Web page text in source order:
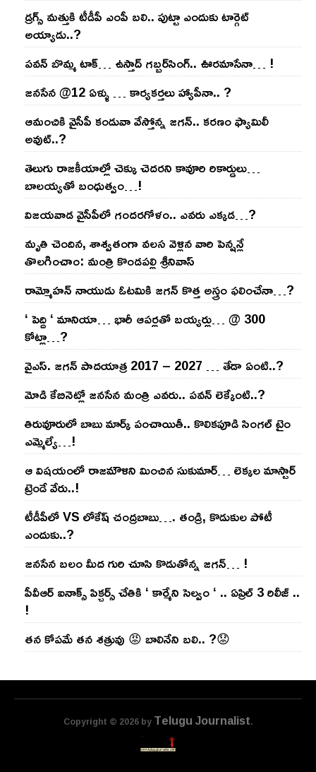
డ్రగ్స్ మత్తుకి టీడీపీ ఎంపీ బలి.. పుట్టా ఎందుకు టార్గెట్
అయ్యాడు..?
ప‌వ‌న్ బొమ్మ టాక్‌… ఉస్తాద్ గ‌బ్బ‌ర్‌సింగ్‌.. ఊర‌మాసేనా… !
జనసేన @12 ఏళ్ళు … కార్యకర్తలు హ్యాపీనా.. ?
ఆమంచికి వైసీపీ కండువా వేస్తోన్న జ‌గ‌న్‌.. క‌ర‌ణం ఫ్యామిలీ
అవుట్‌..?
తెలుగు రాజ‌కీయాల్లో చెక్కు చెద‌ర‌ని కావూరి రికార్డులు…
బాల‌య్యతో బంధుత్వం…!
విజ‌య‌వాడ వైసీపీలో గంద‌ర‌గోళం.. ఎవ‌రు ఎక్క‌డ‌…?
మృతి చెందిన, శాశ్వతంగా వలస వెళ్లిన వారి పెన్ష‌న్లే
తొల‌గించాం: మంత్రి కొండపల్లి శ్రీనివాస్
రామ్మోహ‌న్ నాయుడు ఓట‌మికి జ‌గ‌న్ కొత్త అస్త్రం ఫ‌లించేనా…?
‘ పెద్ది ‘ మానియా… భారీ ఆప‌ర్ల‌తో బ‌య్య‌ర్లు… @ 300
కోట్లా…?
వైఎస్‌. జ‌గ‌న్ పాద‌యాత్ర 2017 – 2027 … తేడా ఏంటి..?
మోడి కేబినెట్లో జ‌నసేన మంత్రి ఎవ‌రు.. ప‌వ‌న్ లెక్కేంటి..?
తిరువూరులో బాబు మార్క్ పంచాయితీ.. కొలిక‌పూడి సింగ‌ల్ టైం
ఎమ్మెల్యే…!
ఆ విష‌యంలో రాజ‌మౌళిని మించిన సుకుమార్‌… లెక్క‌ల మాస్టార్
ట్రెండే వేరు..!
టీడీపీలో VS లోకేష్ చంద్ర‌బాబు…. తండ్రి, కొడుకుల పోటీ
ఎందుకు..?
జ‌న‌సేన బ‌లం మీద గురి చూసి కొడుతోన్న జ‌గ‌న్‌… !
పీవీఆర్ ఐనాక్స్ పిక్చర్స్ చేతికి ‘ కార్మేని సెల్వం ‘ .. ఏప్రిల్ 3 రిలీజ్ ..
!
తన కోపమే తన శత్రువు 😡 బాలినేని బలి.. ?😟
Copyright © 2026 byTelugu Journalist.